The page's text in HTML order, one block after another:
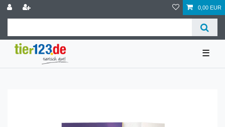
0,00 EUR
☰